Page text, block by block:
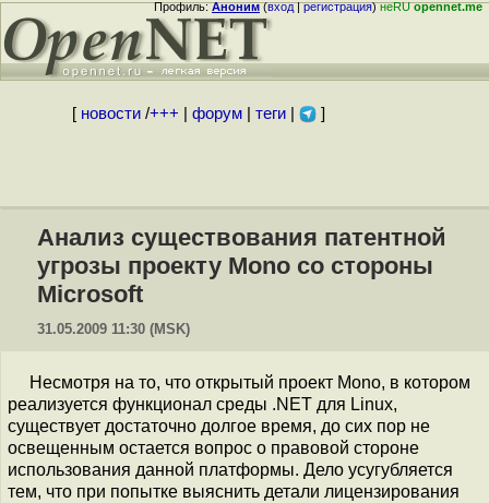
Профиль:Аноним(вход|регистрация)неRUopennet.me
[ новости/+++ форум| теги| ]
Анализ существования патентной
угрозы проекту Mono со стороны
Microsoft
31.05.2009 11:30 (MSK)
Несмотря на то, что открытый проект Mono, в котором
реализуется функционал среды .NET для Linux,
существует достаточно долгое время, до сих пор не
освещенным остается вопрос о правовой стороне
использования данной платформы. Дело усугубляется
тем, что при попытке выяснить детали лицензирования